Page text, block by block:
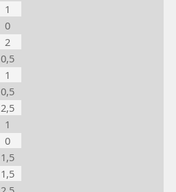
1
0
2
0,5
1
0,5
2,5
1
0
1,5
1,5